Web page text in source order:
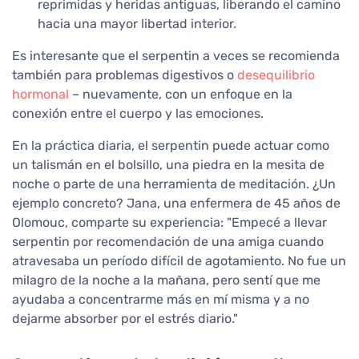
reprimidas y heridas antiguas, liberando el camino
hacia una mayor libertad interior.
Es interesante que el serpentin a veces se recomienda
también para problemas digestivos o desequilibrio
hormonal – nuevamente, con un enfoque en la
conexión entre el cuerpo y las emociones.
En la práctica diaria, el serpentin puede actuar como
un talismán en el bolsillo, una piedra en la mesita de
noche o parte de una herramienta de meditación. ¿Un
ejemplo concreto? Jana, una enfermera de 45 años de
Olomouc, comparte su experiencia: "Empecé a llevar
serpentin por recomendación de una amiga cuando
atravesaba un período difícil de agotamiento. No fue un
milagro de la noche a la mañana, pero sentí que me
ayudaba a concentrarme más en mí misma y a no
dejarme absorber por el estrés diario."